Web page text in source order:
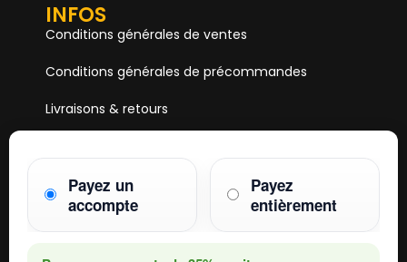
Payez un
accompte
Payez
entièrement
INFOS
Conditions générales de ventes
Conditions générales de précommandes
Livraisons & retours
Paiements
HOBBY ONE